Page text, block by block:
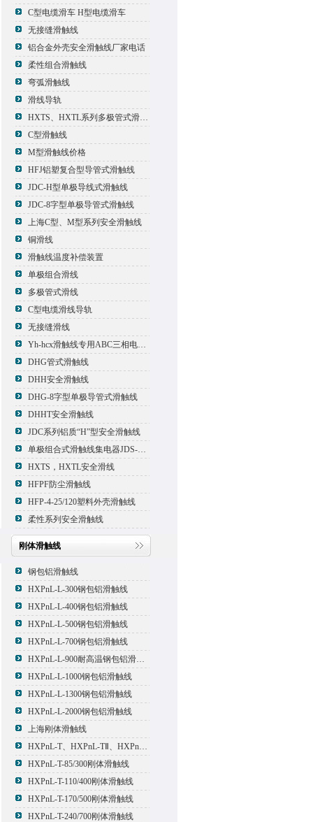
C型电缆滑车 H型电缆滑车
无接缝滑触线
铝合金外壳安全滑触线厂家电话
柔性组合滑触线
弯弧滑触线
滑线导轨
HXTS、HXTL系列多极管式滑触线报价
C型滑触线
M型滑触线价格
HFJ铝塑复合型导管式滑触线
JDC-H型单极导线式滑触线
JDC-8字型单极导管式滑触线
上海C型、M型系列安全滑触线
铜滑线
滑触线温度补偿装置
单极组合滑线
多极管式滑线
C型电缆滑线导轨
无接缝滑线
Yh-hcx滑触线专用ABC三相电压信号指示灯
DHG管式滑触线
DHH安全滑触线
DHG-8字型单极导管式滑触线
DHHT安全滑触线
JDC系列铝质“H”型安全滑触线
单极组合式滑触线集电器JDS-500*2
HXTS，HXTL安全滑线
HFPF防尘滑触线
HFP-4-25/120塑料外壳滑触线
柔性系列安全滑触线
刚体滑触线
钢包铝滑触线
HXPnL-L-300钢包铝滑触线
HXPnL-L-400钢包铝滑触线
HXPnL-L-500钢包铝滑触线
HXPnL-L-700钢包铝滑触线
HXPnL-L-900耐高温钢包铝滑触线
HXPnL-L-1000钢包铝滑触线
HXPnL-L-1300钢包铝滑触线
HXPnL-L-2000钢包铝滑触线
上海刚体滑触线
HXPnL-T、HXPnL-TⅡ、HXPnL-TⅢ系列钢体滑线
HXPnL-T-85/300刚体滑触线
HXPnL-T-110/400刚体滑触线
HXPnL-T-170/500刚体滑触线
HXPnL-T-240/700刚体滑触线